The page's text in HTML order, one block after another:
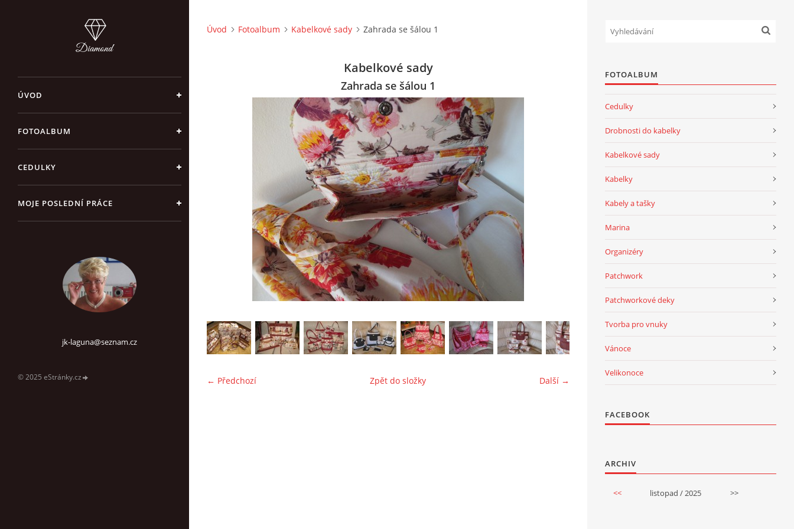
ÚVOD
FOTOALBUM
CEDULKY
MOJE POSLEDNÍ PRÁCE
jk-laguna@seznam.cz
© 2025 eStránky.cz
Úvod Fotoalbum Kabelkové sady Zahrada se šálou 1
Kabelkové sady
Zahrada se šálou 1
← Předchozí Další →
Zpět do složky
FOTOALBUM
Cedulky
Drobnosti do kabelky
Kabelkové sady
Kabelky
Kabely a tašky
Marina
Organizéry
Patchwork
Patchworkové deky
Tvorba pro vnuky
Vánoce
Velikonoce
FACEBOOK
ARCHIV
<< listopad / 2025 >>